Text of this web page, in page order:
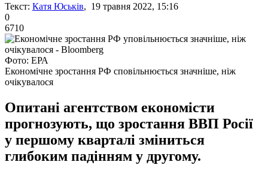
Текст: Катя Юськів, 19 травня 2022, 15:16
0
6710
Фото: ЕРА
Економічне зростання РФ сповільнюється значніше, ніж
очікувалося
Опитані агентством економісти
прогнозують, що зростання ВВП Росії
у першому кварталі зміниться
глибоким падінням у другому.